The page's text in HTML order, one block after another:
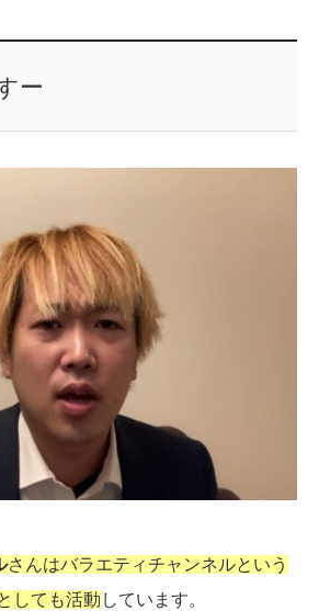
ー
さんはバラエティチャンネルという
しても活動 しています。